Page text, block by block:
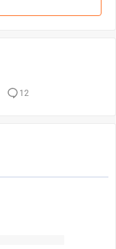
12